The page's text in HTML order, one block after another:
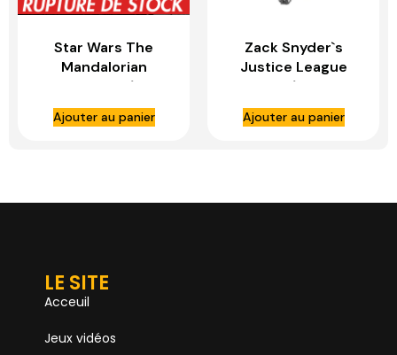
Star Wars The
Mandalorian
figurine 1/6
Transport Trooper
– HOT TOYS
Ajouter au panier
Zack Snyder`s
Justice League
figurine 1/6 Cyborg
– HOT TOYS
Ajouter au panier
LE SITE
Acceuil
Jeux vidéos